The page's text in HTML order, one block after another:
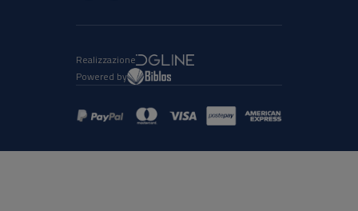
Realizzazione
Powered by